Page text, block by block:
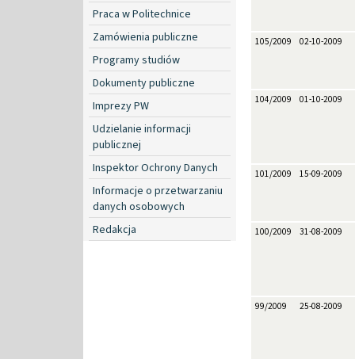
Praca w Politechnice
Zamówienia publiczne
Programy studiów
Dokumenty publiczne
Imprezy PW
Udzielanie informacji
publicznej
Inspektor Ochrony Danych
Informacje o przetwarzaniu
danych osobowych
Redakcja
105/2009 02-10-2009
104/2009 01-10-2009
101/2009 15-09-2009
100/2009 31-08-2009
99/2009 25-08-2009